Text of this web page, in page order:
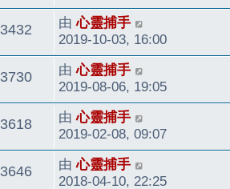
看
發
表
3432
看
最
後
發
表
由心靈捕手
2019-10-03, 16:00
3730觀
看
最
後
發
表
由心靈捕手
2019-08-06, 19:05
3618觀
看
最
後
發
表
由心靈捕手
2019-02-08, 09:07
3646觀
最
後
由心靈捕手
2018-04-10, 22:25